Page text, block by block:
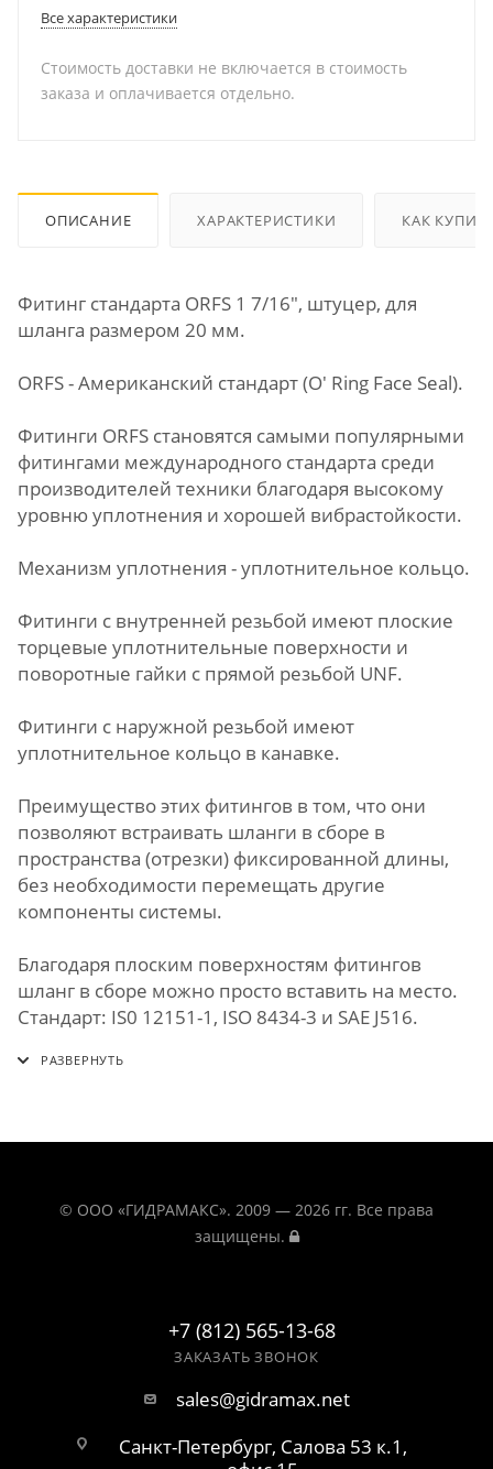
Все характеристики
Стоимость доставки не включается в стоимость
заказа и оплачивается отдельно.
ОПИСАНИЕ ХАРАКТЕРИСТИКИ КАК
Фитинг стандарта ORFS 1 7/16", штуцер, для
шланга размером 20 мм.
ORFS - Американский стандарт (O' Ring Face Seal).
Фитинги ORFS становятся самыми популярными
фитингами международного стандарта среди
производителей техники благодаря высокому
уровню уплотнения и хорошей вибрастойкости.
Механизм уплотнения - уплотнительное кольцо.
Фитинги с внутренней резьбой имеют плоские
торцевые уплотнительные поверхности и
поворотные гайки с прямой резьбой UNF.
Фитинги с наружной резьбой имеют
уплотнительное кольцо в канавке.
Преимущество этих фитингов в том, что они
позволяют встраивать шланги в сборе в
пространства (отрезки) фиксированной длины,
без необходимости перемещать другие
компоненты системы.
Благодаря плоским поверхностям фитингов
шланг в сборе можно просто вставить на место.
Стандарт: IS0 12151-1, ISO 8434-3 и SAE J516.
© ООО «ГИДРАМАКС». 2009 — 2026 гг. Все права
защищены.
+7 (812) 565-13-68
ЗАКАЗАТЬ ЗВОНОК
sales@gidramax.net
Санкт-Петербург, Салова 53 к.1,